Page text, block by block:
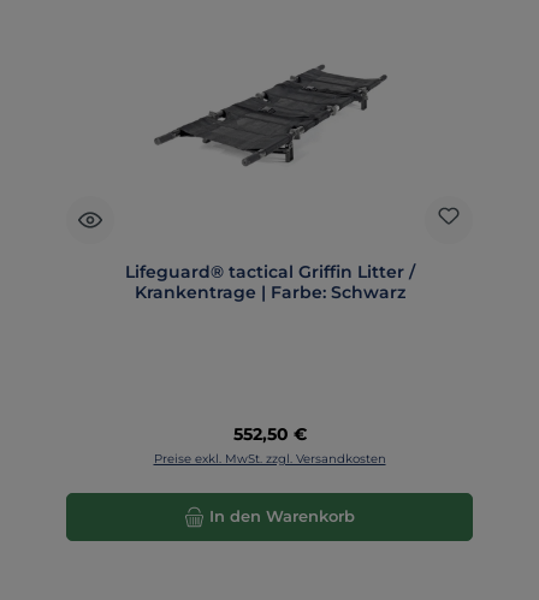
Lifeguard® tactical Griffin Litter /
Krankentrage | Farbe: Schwarz
Regulärer Preis:
552,50 €
Preise exkl. MwSt. zzgl. Versandkosten
In den Warenkorb